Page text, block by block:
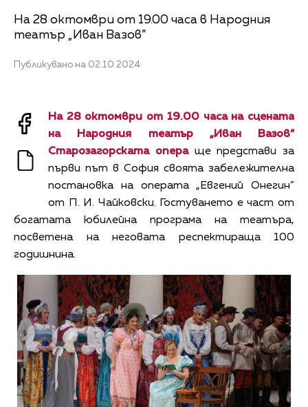
На 28 октомври от 19.00 часа в Народния
театър „Иван Вазов”
Публикувано на 02.10.2024
На 28 октомври от 19.00 часа на сцената
на Народния театър „Иван Вазов”
Старозагорската операще представи за
първи път в София своята забележителна
постановка на операта „Евгений Онегин”
от П. И. Чайковски. Гостуването е част от
богатата юбилейна програма на театъра,
посветена на неговата респектираща 100
годишнина.